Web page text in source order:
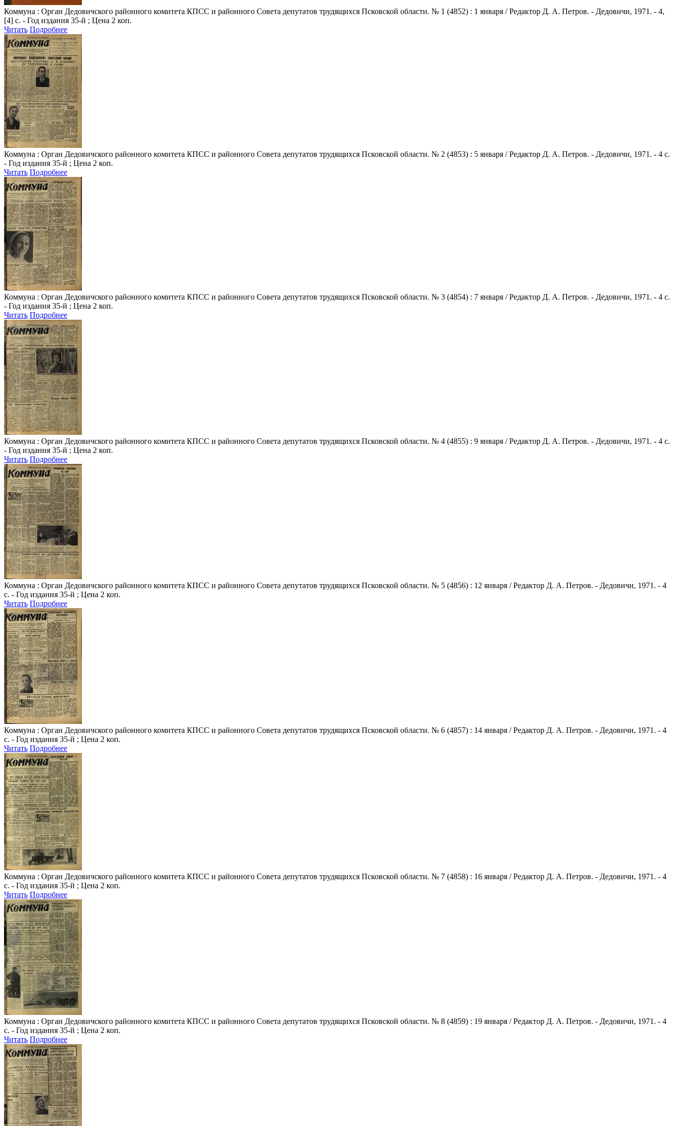
Коммуна : Орган Дедовичского районного комитета КПСС и районного Совета депутатов трудящихся Псковской области. № 1 (4852) : 1 января / Редактор Д. А. Петров. - Дедовичи, 1971. - 4,
[4] с. - Год издания 35-й ; Цена 2 коп.
Читать Подробнее
Коммуна : Орган Дедовичского районного комитета КПСС и районного Совета депутатов трудящихся Псковской области. № 2 (4853) : 5 января / Редактор Д. А. Петров. - Дедовичи, 1971. - 4 с.
- Год издания 35-й ; Цена 2 коп.
Читать Подробнее
Коммуна : Орган Дедовичского районного комитета КПСС и районного Совета депутатов трудящихся Псковской области. № 3 (4854) : 7 января / Редактор Д. А. Петров. - Дедовичи, 1971. - 4 с.
- Год издания 35-й ; Цена 2 коп.
Читать Подробнее
Коммуна : Орган Дедовичского районного комитета КПСС и районного Совета депутатов трудящихся Псковской области. № 4 (4855) : 9 января / Редактор Д. А. Петров. - Дедовичи, 1971. - 4 с.
- Год издания 35-й ; Цена 2 коп.
Читать Подробнее
Коммуна : Орган Дедовичского районного комитета КПСС и районного Совета депутатов трудящихся Псковской области. № 5 (4856) : 12 января / Редактор Д. А. Петров. - Дедовичи, 1971. - 4
с. - Год издания 35-й ; Цена 2 коп.
Читать Подробнее
Коммуна : Орган Дедовичского районного комитета КПСС и районного Совета депутатов трудящихся Псковской области. № 6 (4857) : 14 января / Редактор Д. А. Петров. - Дедовичи, 1971. - 4
с. - Год издания 35-й ; Цена 2 коп.
Читать Подробнее
Коммуна : Орган Дедовичского районного комитета КПСС и районного Совета депутатов трудящихся Псковской области. № 7 (4858) : 16 января / Редактор Д. А. Петров. - Дедовичи, 1971. - 4
с. - Год издания 35-й ; Цена 2 коп.
Читать Подробнее
Коммуна : Орган Дедовичского районного комитета КПСС и районного Совета депутатов трудящихся Псковской области. № 8 (4859) : 19 января / Редактор Д. А. Петров. - Дедовичи, 1971. - 4
с. - Год издания 35-й ; Цена 2 коп.
Читать Подробнее